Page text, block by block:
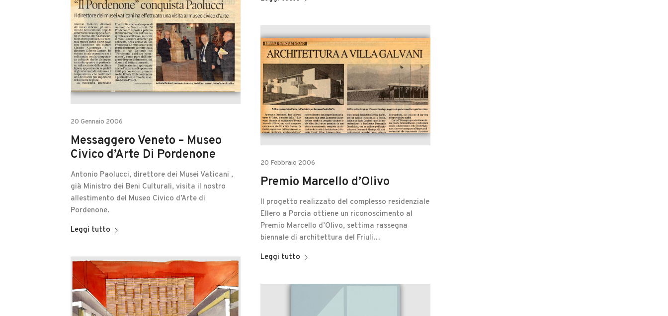
20 Gennaio 2006
Messaggero Veneto – Museo
Civico d’Arte Di Pordenone
Antonio Paolucci, direttore dei Musei Vaticani ,
già Ministro dei Beni Culturali, visita il nostro
allestimento del Museo Civico d’Arte di
Pordenone.
Leggi tutto
20 Febbraio 2006
Premio Marcello d’Olivo
Il progetto realizzato del complesso residenziale
Ellero a Porcia ottiene un riconoscimento al
Premio Marcello d’Olivo, settima rassegna
biennale di architettura del Friuli…
Leggi tutto